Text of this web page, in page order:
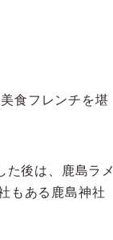
食フレンチを堪
後は、鹿島ラメ
もある鹿島神社